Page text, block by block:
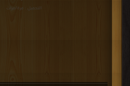
التحميل : مرة/مرات